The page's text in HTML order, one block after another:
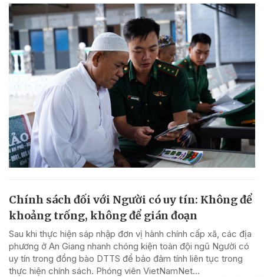
Chính sách đối với Người có uy tín: Không để
khoảng trống, không để gián đoạn
Sau khi thực hiện sáp nhập đơn vị hành chính cấp xã, các địa
phương ở An Giang nhanh chóng kiện toàn đội ngũ Người có
uy tín trong đồng bào DTTS để bảo đảm tính liên tục trong
thực hiện chính sách. Phóng viên VietNamNet...